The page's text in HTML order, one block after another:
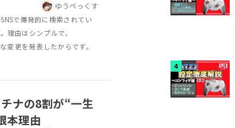
ゆうぺっくす
で爆発的に検索されてい
理由はシンプルで、
変更を発表したからです。
ナの8割が“一生
本理由